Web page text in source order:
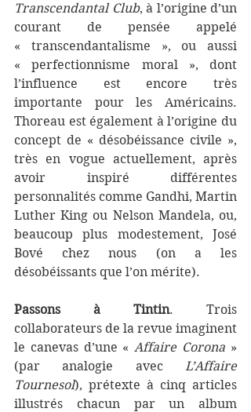
Transcendantal Club, à l’origine d’un
courant de pensée appelé
« transcendantalisme », ou aussi
« perfectionnisme moral », dont
l’influence est encore très
importante pour les Américains.
Thoreau est également à l’origine du
concept de « désobéissance civile »,
très en vogue actuellement, après
avoir inspiré différentes
personnalités comme Gandhi, Martin
Luther King ou Nelson Mandela, ou,
beaucoup plus modestement, José
Bové chez nous (on a les
désobéissants que l’on mérite).
Passons à Tintin. Trois
collaborateurs de la revue imaginent
le canevas d’une « Affaire Corona »
(par analogie avec L’Affaire
Tournesol), prétexte à cinq articles
illustrés chacun par un album